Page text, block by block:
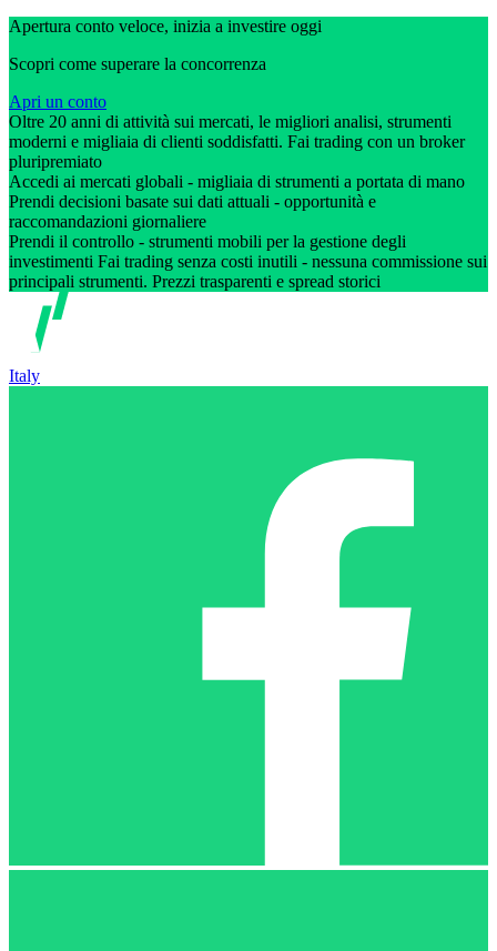
Apertura conto veloce, inizia a investire oggi
Scopri come superare la concorrenza
Apri un conto
Oltre 20 anni di attività sui mercati, le migliori analisi, strumenti
moderni e migliaia di clienti soddisfatti. Fai trading con un broker
pluripremiato
Accedi ai mercati globali - migliaia di strumenti a portata di mano
Prendi decisioni basate sui dati attuali - opportunità e
raccomandazioni giornaliere
Prendi il controllo - strumenti mobili per la gestione degli
investimenti Fai trading senza costi inutili - nessuna commissione sui
principali strumenti. Prezzi trasparenti e spread storici
Italy